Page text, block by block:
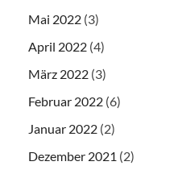
Mai 2022 (3)
April 2022 (4)
März 2022 (3)
Februar 2022 (6)
Januar 2022 (2)
Dezember 2021 (2)